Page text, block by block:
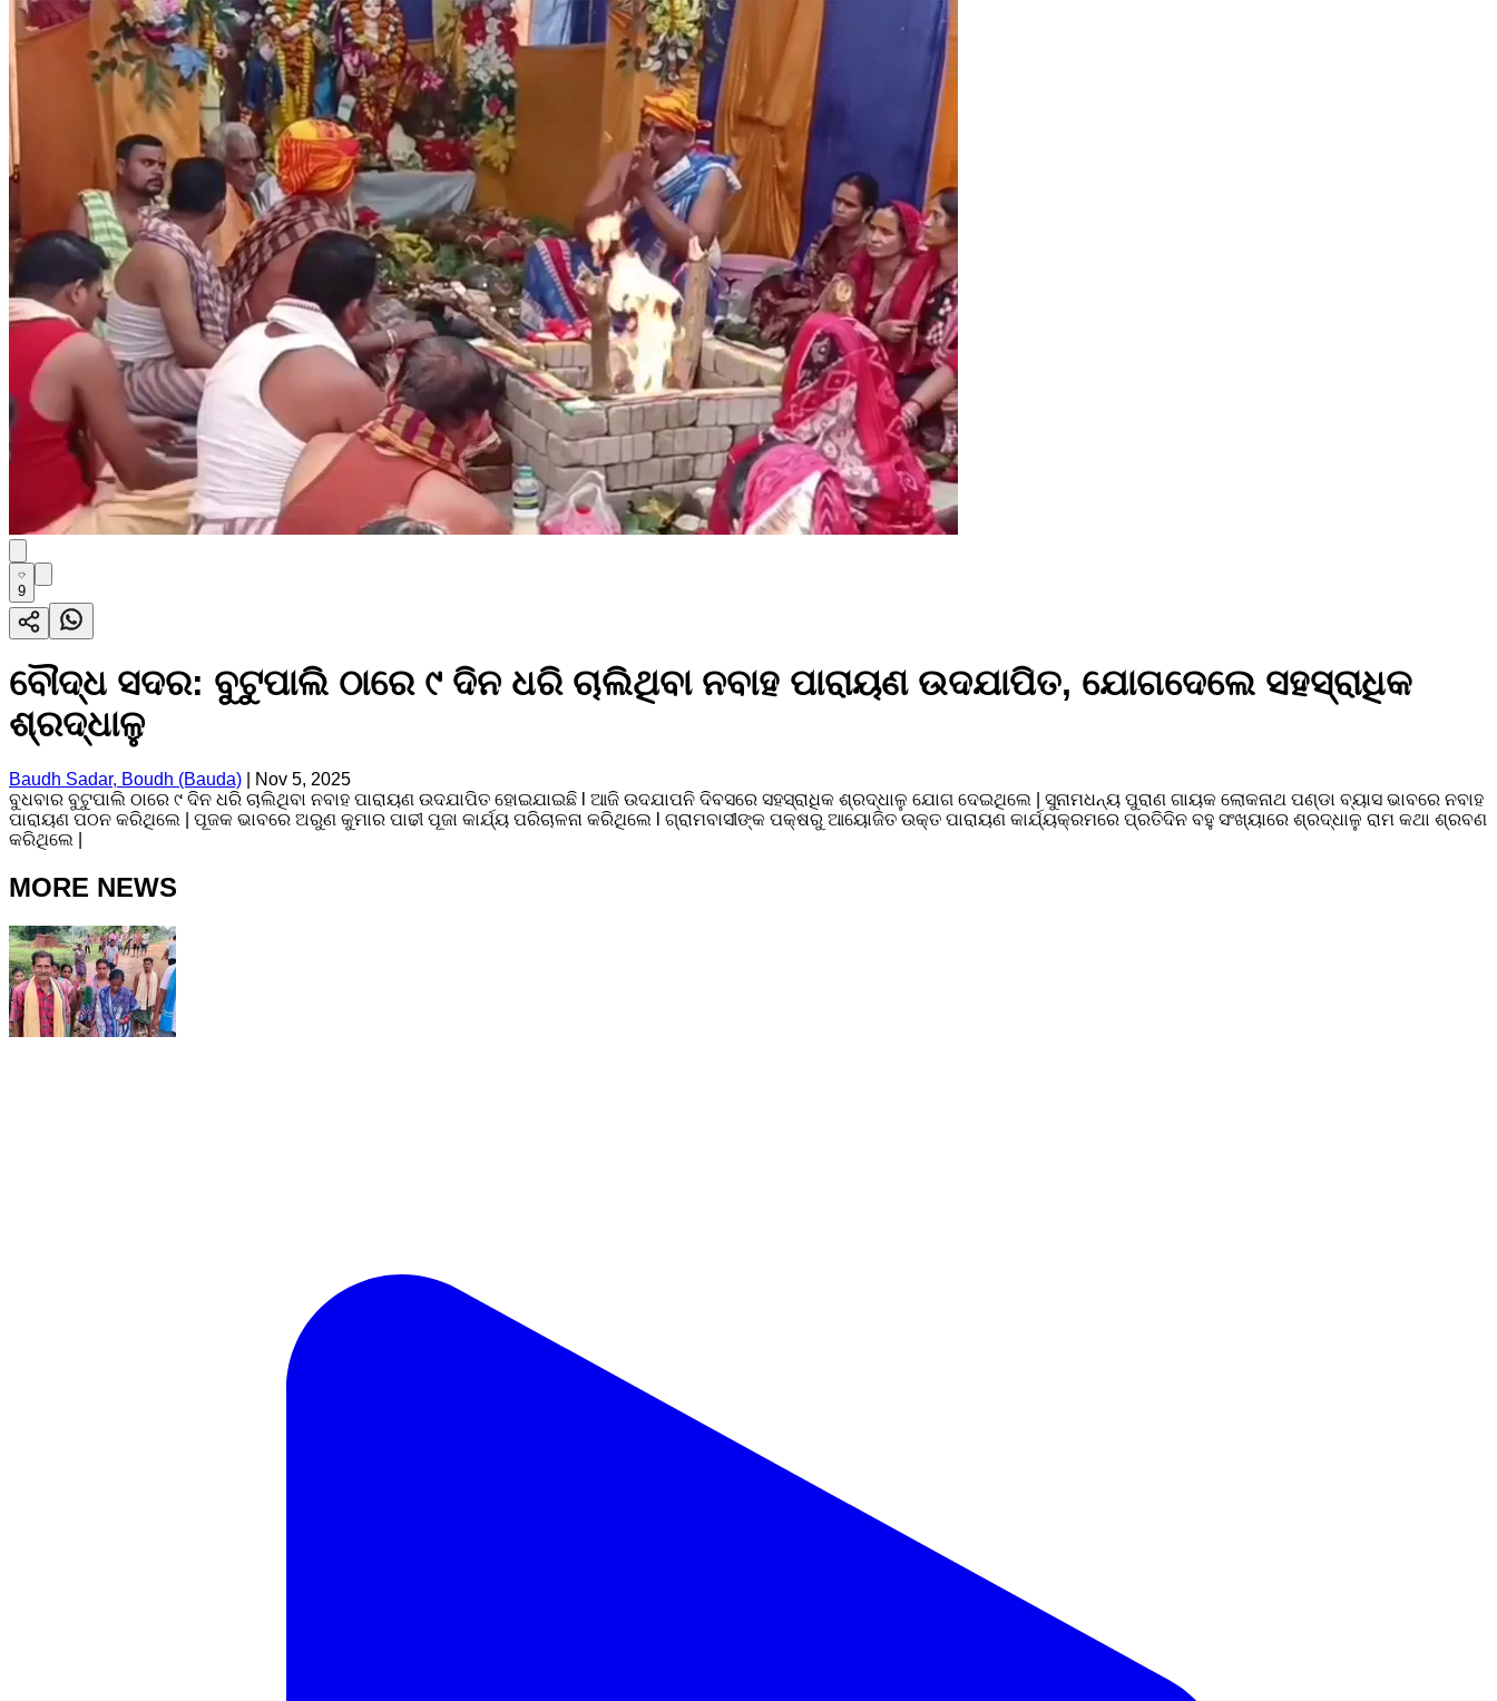
9
ବୌଦ୍ଧ ସଦର: ବୁଟୁପାଲି ଠାରେ ୯ ଦିନ ଧରି ଚାଲିଥିବା ନବାହ ପାରାୟଣ ଉଦଯାପିତ, ଯୋଗଦେଲେ ସହସ୍ରାଧିକ
ଶ୍ରଦ୍ଧାଳୁ
Baudh Sadar, Boudh (Bauda)
Nov 5, 2025
ବୁଧବାର ବୁଟୁପାଲି ଠାରେ ୯ ଦିନ ଧରି ଚାଲିଥିବା ନବାହ ପାରାୟଣ ଉଦଯାପିତ ହୋଇଯାଇଛି l ଆଜି ଉଦଯାପନି ଦିବସରେ ସହସ୍ରାଧିକ ଶ୍ରଦ୍ଧାଳୁ ଯୋଗ ଦେଇଥିଲେ | ସୁନାମଧନ୍ୟ ପୁରାଣ ଗାୟକ ଲୋକନାଥ ପଣ୍ଡା ବ୍ୟାସ ଭାବରେ ନବାହ
ପାରାୟଣ ପଠନ କରିଥିଲେ | ପୂଜକ ଭାବରେ ଅରୁଣ କୁମାର ପାଢୀ ପୂଜା କାର୍ଯ୍ୟ ପରିଚାଳନା କରିଥିଲେ l ଗ୍ରାମବାସୀଙ୍କ ପକ୍ଷରୁ ଆୟୋଜିତ ଉକ୍ତ ପାରାୟଣ କାର୍ଯ୍ୟକ୍ରମରେ ପ୍ରତିଦିନ ବହୁ ସଂଖ୍ୟାରେ ଶ୍ରଦ୍ଧାଳୁ ରାମ କଥା ଶ୍ରବଣ
କରିଥିଲେ |
MORE NEWS